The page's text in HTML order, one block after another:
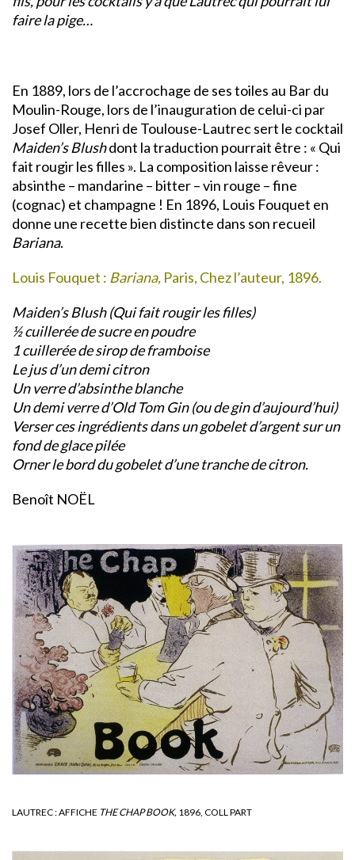
faire la pige…
En 1889, lors de l’accrochage de ses toiles au Bar du
Moulin-Rouge, lors de l’inauguration de celui-ci par
Josef Oller, Henri de Toulouse-Lautrec sert le cocktail
Maiden’s Blushdont la traduction pourrait être : « Qui
fait rougir les filles ». La composition laisse rêveur :
absinthe – mandarine – bitter – vin rouge – fine
(cognac) et champagne ! En 1896, Louis Fouquet en
donne une recette bien distincte dans son recueil
Bariana.
Louis Fouquet : Bariana, Paris, Chez l’auteur, 1896.
Maiden’s Blush (Qui fait rougir les filles)
½cuillerée de sucre en poudre
1 cuillerée de sirop de framboise
Le jus d’un demi citron
Un verre d’absinthe blanche
Un demi verre d’Old Tom Gin (ou de gin d’aujourd’hui)
Verser ces ingrédients dans un gobelet d’argent sur un
fond de glace pilée
Orner le bord du gobelet d’une tranche de citron.
Benoît NOËL
LAUTREC : AFFICHE THE CHAP BOOK, 1896, COLL PART